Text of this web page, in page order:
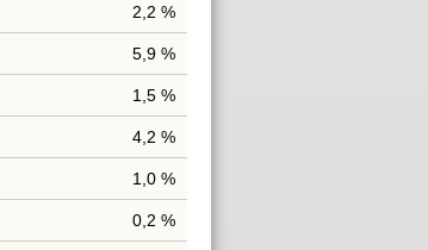
2,2 %
5,9 %
1,5 %
4,2 %
1,0 %
0,2 %